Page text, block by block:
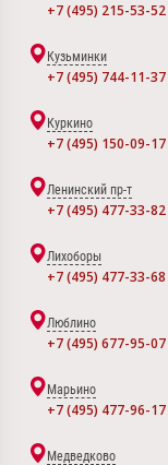
+7 (495) 215-53-52
Кузьминки
+7 (495) 744-11-37
Куркино
+7 (495) 150-09-17
Ленинский пр-т
+7 (495) 477-33-82
Лихоборы
+7 (495) 477-33-68
Люблино
+7 (495) 677-95-07
Марьино
+7 (495) 477-96-17
Медведково